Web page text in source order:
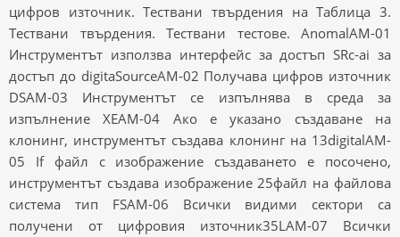
цифров източник. Тествани твърдения на Таблица 3.
Тествани твърдения. Тествани тестове. AnomalAM-01
Инструментът използва интерфейс за достъп SRc-ai за
достъп до digitaSourceAM-02 Получава цифров източник
DSAM-03 Инструментът се изпълнява в среда за
изпълнение XEAM-04 Ако е указано създаване на
клонинг, инструментът създава клонинг на 13digitalAM-
05 If файл с изображение създаването е посочено,
инструментът създава изображение 25файл на файлова
система тип FSAM-06 Всички видими сектори са
получени от цифровия източник35LAM-07 Всички